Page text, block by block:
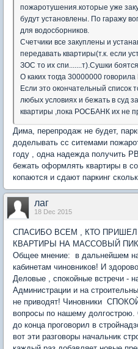
пожаротушения.которые уже
будут установлены. По гаражу
для водосборников.
Счетчики все закуплены и
передавать квартиры(т.к. если
ЗОС то их спи.......т).Сушки боятся.
О каких тогда 30000000
Если это окончательный список
любых условиях и бежать в суд
квартиры ,пока РОСБАНК их не
Дима, перепродаж не будет,
доделывать сс ситемами
году , одна надежда получить
бежать оформлять квартиры в
копаются и сдают паркинг
лаг
18 Dec 2015
СПАСИБО ВСЕМ , КТО
КВАРТИРЫ НА МАССОВЫЙ
Общее мнение: в дальнейшем
кабинетам чиновников! И
Деловые , спокойные встречи -
Администрации и на
не приводят! Чиновники
вопросы по нашему долгострою.
до конца проговорил в
вот эти разговоры начальник